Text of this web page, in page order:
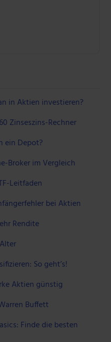
in Aktien investieren?
Zinseszins-Rechner
ein Depot?
Broker im Vergleich
Leitfaden
bei Aktien
Rendite
So geht’s!
Aktien günstig
Buffett
Finde die besten